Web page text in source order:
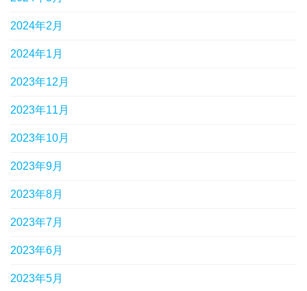
2024年2月
2024年1月
2023年12月
2023年11月
2023年10月
2023年9月
2023年8月
2023年7月
2023年6月
2023年5月